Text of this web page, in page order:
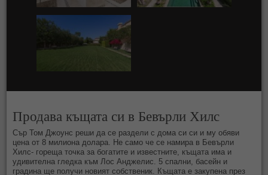
Продава къщата си в Бевърли Хилс
Сър Том Джоунс реши да се раздели с дома си си и му обяви
цена от 8 милиона долара. Не само че се намира в Бевърли
Хилс- гореща точка за богатите и известните, къщата има и
удивителна гледка към Лос Анджелис. 5 спални, басейн и
градина ще получи новият собственик. Къщата е закупена през